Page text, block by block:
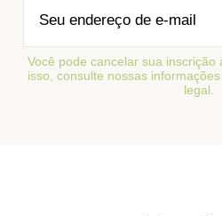
Você pode cancelar sua inscrição
isso, consulte nossas
legal.